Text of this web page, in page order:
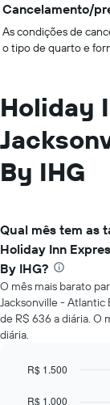
Cancelamento/
As condições de
o tipo de quarto e
Holiday
By IHG
Qual mês tem as
Holiday Inn
By IHG?
O mês mais barato
Jacksonville - Atlantic
de R$ 636 a diária. O
diária.
chart
graphic.
R$ 1.000
R$ 1.500